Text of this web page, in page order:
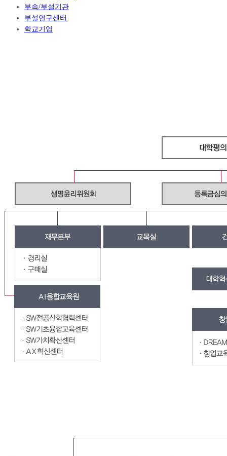
부속/부설기관
부설연구센터
학교기업